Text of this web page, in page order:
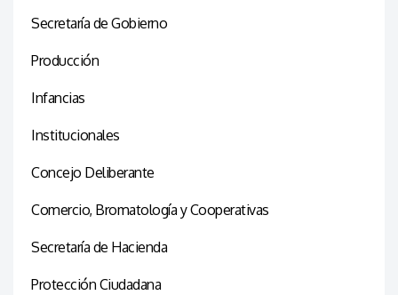
Secretaría de Gobierno
Producción
Infancias
Institucionales
Concejo Deliberante
Comercio, Bromatología y Cooperativas
Secretaría de Hacienda
Protección Ciudadana